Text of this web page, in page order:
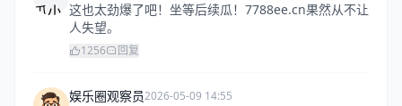
这也太劲爆了吧！坐等后续瓜！7788ee.cn果然从不让
人失望。
1256 回复
娱乐圈观察员2026-05-09 14:55